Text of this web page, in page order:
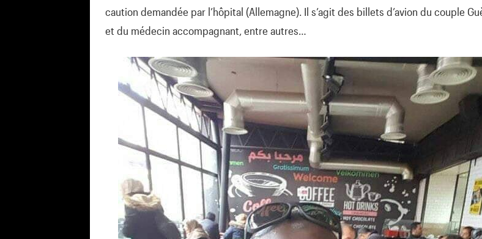
caution demandée par l’hôpital (Allemagne). Il s’agit des billets d’avion du couple
et du médecin accompagnant, entre autres…